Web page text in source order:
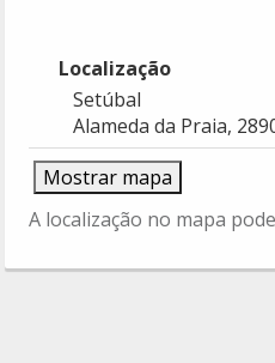
Localização
Setúbal
Alameda da Praia,
Mostrar mapa
A localização no mapa